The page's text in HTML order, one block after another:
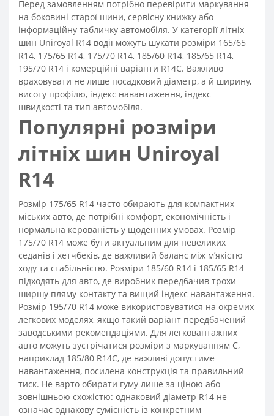
Перед замовленням потрібно перевірити маркування
на боковині старої шини, сервісну книжку або
інформаційну табличку автомобіля. У категорії літніх
шин Uniroyal R14 водії можуть шукати розміри 165/65
R14, 175/65 R14, 175/70 R14, 185/60 R14, 185/65 R14,
195/70 R14 і комерційні варіанти R14C. Важливо
враховувати не лише посадковий діаметр, а й ширину,
висоту профілю, індекс навантаження, індекс
швидкості та тип автомобіля.
Популярні розміри
літніх шин Uniroyal
R14
Розмір 175/65 R14 часто обирають для компактних
міських авто, де потрібні комфорт, економічність і
нормальна керованість у щоденних умовах. Розмір
175/70 R14 може бути актуальним для невеликих
седанів і хетчбеків, де важливий баланс між м’якістю
ходу та стабільністю. Розміри 185/60 R14 і 185/65 R14
підходять для авто, де виробник передбачив трохи
ширшу пляму контакту та вищий індекс навантаження.
Розмір 195/70 R14 може використовуватися на окремих
легкових моделях, якщо такий варіант передбачений
заводськими рекомендаціями. Для легковантажних
авто можуть зустрічатися розміри з маркуванням C,
наприклад 185/80 R14C, де важливі допустиме
навантаження, посилена конструкція та правильний
тиск. Не варто обирати гуму лише за ціною або
зовнішньою схожістю: однаковий діаметр R14 не
означає однакову сумісність із конкретним